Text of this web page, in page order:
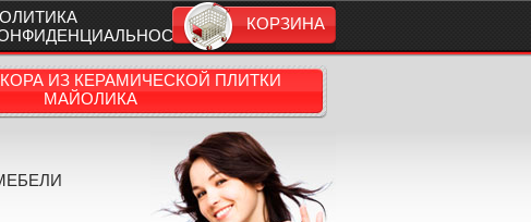
КОРЗИНА
ИЗ КЕРАМИЧЕСКОЙ ПЛИТКИ
МАЙОЛИКА